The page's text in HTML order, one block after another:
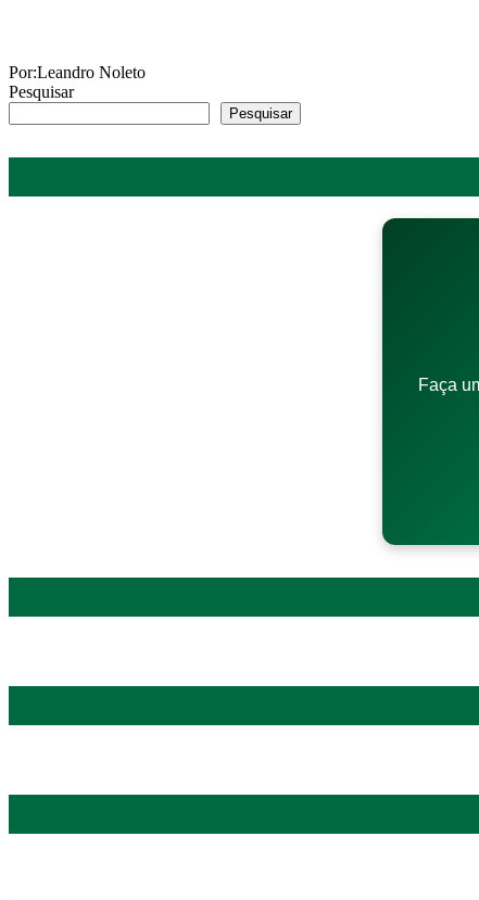
Por:Leandro Noleto
Pesquisar
Pesquisar
Faça